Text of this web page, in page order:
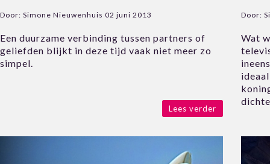
Door: Simone Nieuwenhuis 02 juni 2013
Een duurzame verbinding tussen partners of
geliefden blijkt in deze tijd vaak niet meer zo
simpel.
Lees verder
Door:
Wat